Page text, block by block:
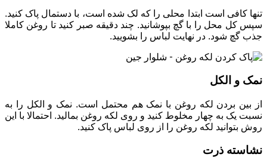
تنها کافی است ابتدا محلی را که لک شده است، با دستمال پاک کنید.
سپس کل محل را با گچ بپوشانید. چند دقیقه صبر کنید تا روغن کاملا
جذب گچ شود. در نهایت لباس را بشویید.
نمک و الکل
از بین بردن لکه روغن با نمک هم محتمل است. نمک و الکل را به
نسبت یک به چهار مخلوط کنید و روی لکه روغن بمالید. احتمالا با این
روش بتوانید لکه روغن را از روی لباس پاک کنید.
نشاسته ذرت